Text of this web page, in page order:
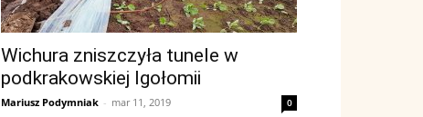
Wichura zniszczyła tunele w
podkrakowskiej Igołomii
Mariusz Podymniak - mar 11, 2019 0